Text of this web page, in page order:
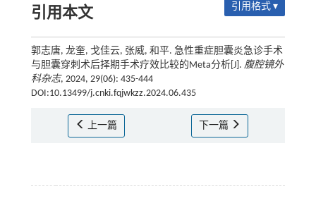
引用本文 引用格式 ▾
郭志唐, 龙奎, 戈佳云, 张威, 和平. 急性重症胆囊炎急诊手术
与胆囊穿刺术后择期手术疗效比较的Meta分析[J]. 腹腔镜外
科杂志, 2024, 29(06): 435-444
DOI:10.13499/j.cnki.fqjwkzz.2024.06.435
上一篇 下一篇